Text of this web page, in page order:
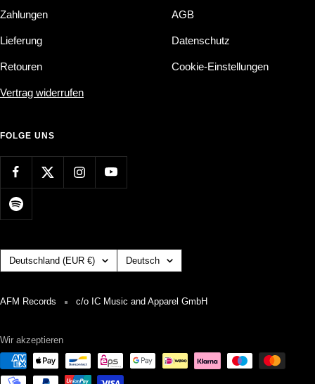
Zahlungen
Lieferung
Retouren
Vertrag widerrufen
AGB
Datenschutz
Cookie-Einstellungen
FOLGE UNS
Land/Region Deutschland (EUR €) Sprache
Deutsch
AFM Records c/o IC Music and Apparel GmbH
Wir akzeptieren